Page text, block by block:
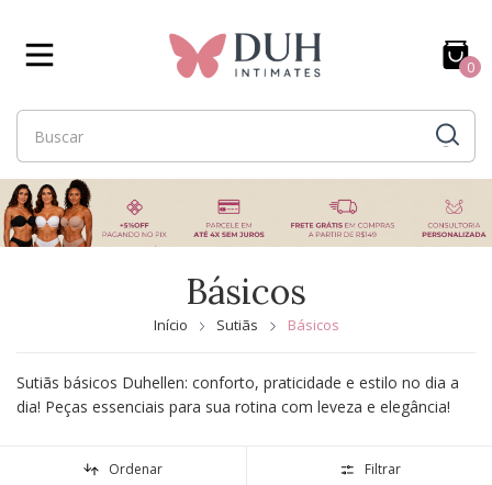
0
Básicos
Início Sutiãs Básicos
Sutiãs básicos Duhellen: conforto, praticidade e estilo no dia a
dia! Peças essenciais para sua rotina com leveza e elegância!
Ordenar Filtrar